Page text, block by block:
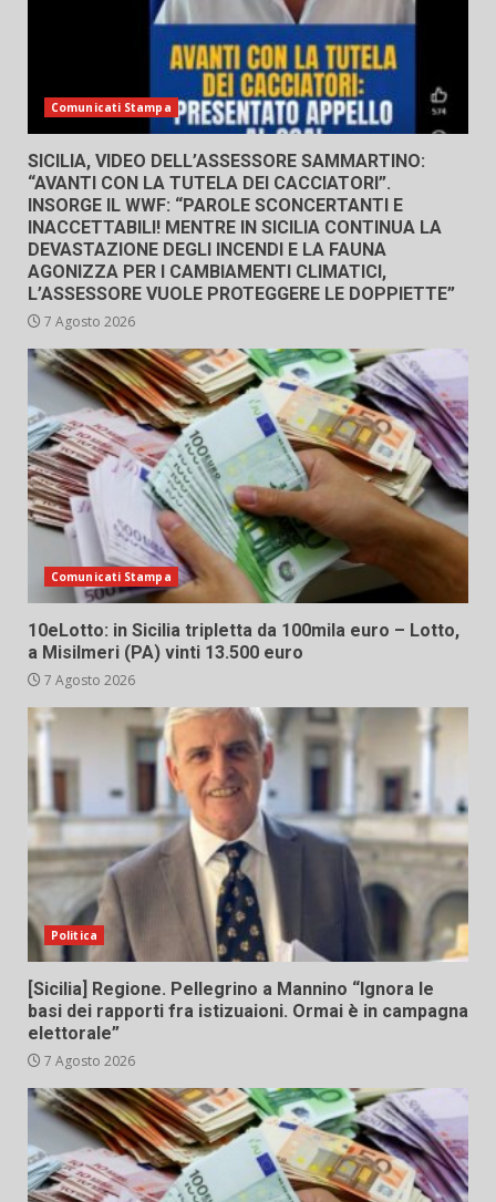
Comunicati Stampa
SICILIA, VIDEO DELL’ASSESSORE SAMMARTINO:
“AVANTI CON LA TUTELA DEI CACCIATORI”.
INSORGE IL WWF: “PAROLE SCONCERTANTI E
INACCETTABILI! MENTRE IN SICILIA CONTINUA LA
DEVASTAZIONE DEGLI INCENDI E LA FAUNA
AGONIZZA PER I CAMBIAMENTI CLIMATICI,
L’ASSESSORE VUOLE PROTEGGERE LE DOPPIETTE”
7 Agosto 2026
Comunicati Stampa
10eLotto: in Sicilia tripletta da 100mila euro – Lotto,
a Misilmeri (PA) vinti 13.500 euro
7 Agosto 2026
Politica
[Sicilia] Regione. Pellegrino a Mannino “Ignora le
basi dei rapporti fra istizuaioni. Ormai è in campagna
elettorale”
7 Agosto 2026